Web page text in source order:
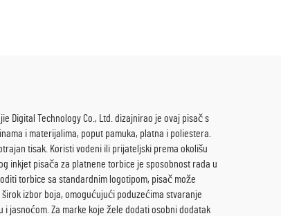
Digital Technology Co., Ltd. dizajnirao je ovaj pisač s
i materijalima, poput pamuka, platna i poliestera.
tisak. Koristi vodeni ili prijateljski prema okolišu
inkjet pisača za platnene torbice je sposobnost rada u
torbice sa standardnim logotipom, pisač može
izbor boja, omogućujući poduzećima stvaranje
jasnoćom. Za marke koje žele dodati osobni dodatak